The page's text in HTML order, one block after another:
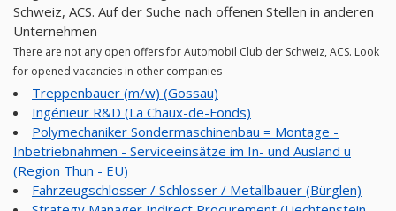
Schweiz, ACS. Auf der Suche nach offenen Stellen in anderen
Unternehmen
There are not any open offers for Automobil Club der Schweiz, ACS. Look
for opened vacancies in other companies
Treppenbauer (m/w) (Gossau)
Ingénieur R&D (La Chaux-de-Fonds)
Polymechaniker Sondermaschinenbau = Montage -
Inbetriebnahmen - Serviceeinsätze im In- und Ausland u
(Region Thun - EU)
Fahrzeugschlosser / Schlosser / Metallbauer (Bürglen)